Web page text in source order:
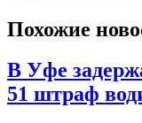
Похожие
В Уфе
51 штраф